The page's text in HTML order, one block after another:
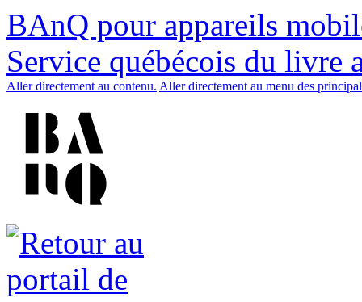
BAnQ pour appareils
Service québécois du livre
Aller directement au contenu. Aller directement au menu des